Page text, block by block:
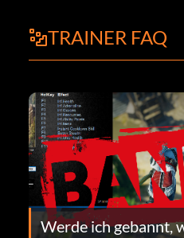
TRAINER FAQ
Werde ich gebannt,